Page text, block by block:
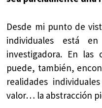
Desde mi punto de
individuales está
investigadora. En las
puede, también,
realidades
valor… la abstracción